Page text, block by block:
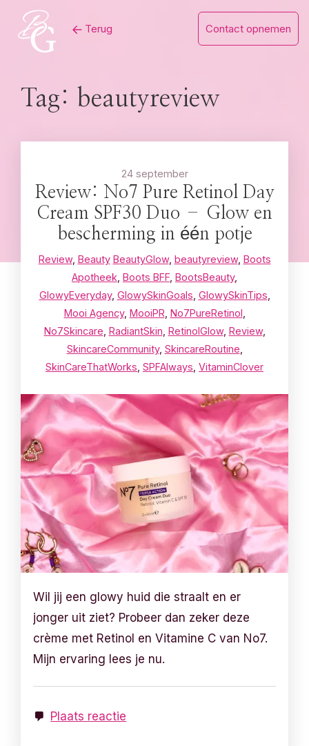
content
Terug Contact opnemen
Tag: beautyreview
24 september
Review: No7 Pure Retinol Day
Cream SPF30 Duo – Glow en
bescherming in één potje
Review, Beauty BeautyGlow, beautyreview, Boots
Apotheek Boots BFF BootsBeauty,
GlowyEveryday, GlowySkinGoals GlowySkinTips
Mooi Agency, MooiPR No7PureRetinol
No7Skincare RadiantSkin RetinolGlow, Review,
SkincareCommunity, SkincareRoutine
SkinCareThatWorks SPFAlways VitaminClover
Wil jij een glowy huid die straalt en er
jonger uit ziet? Probeer dan zeker deze
crème met Retinol en Vitamine C van No7.
Mijn ervaring lees je nu.
Plaats reactie